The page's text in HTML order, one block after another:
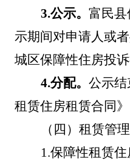
3.公示。 富民
示期间对申请人或
城区保障性住房投
4.分配。 公示结
租赁住房租赁合同
（四）租赁管理
1.保障性租赁